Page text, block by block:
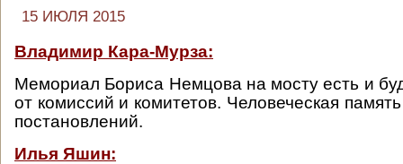
15 ИЮЛЯ 2015
Владимир Кара-Мурза:
Мемориал Бориса Немцова на мосту есть и
от комиссий и комитетов. Человеческая
постановлений.
Илья Яшин: